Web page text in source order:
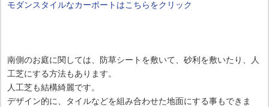
モダンスタイルなカーポートはこちらをクリック
南側のお庭に関しては、防草シートを敷いて、砂利を敷いたり、人
工芝にする方法もあります。
人工芝も結構綺麗です。
デザイン的に、タイルなどを組み合わせた地面にする事もできま